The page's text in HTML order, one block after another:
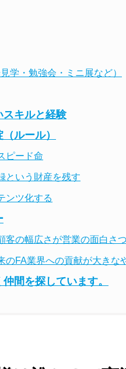
学・勉強会・ミニ展など）
スキルと経験
ルール）
ピード命
という財産を残す
ンツ化する
客の幅広さが営業の面白さ
のFA業界への貢献が大きな
間を探しています。